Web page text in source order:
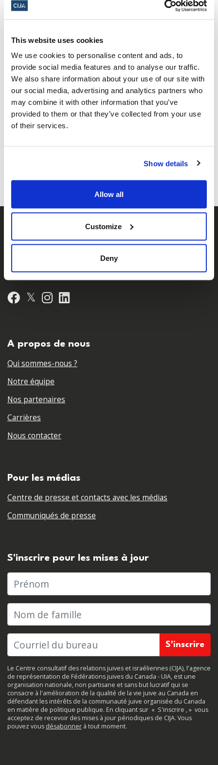
This website uses cookies
We use cookies to personalise content and ads, to
provide social media features and to analyse our traffic.
We also share information about your use of our site with
our social media, advertising and analytics partners who
may combine it with other information that you’ve
provided to them or that they’ve collected from your use
of their services.
Show details
Allow all
Customize
Deny
Ajouter au calendrier :
IHRD : 2026
Facebook
𝕏 Instagram
A propos de nous
Qui sommes-nous ?
Notre équipe
Nos partenaires
Carrières
Nous contacter
Pour les médias
Centre de presse et contacts avec les médias
Communiqués de presse
S'inscrire pour les mises à jour
Prénom
Nom de famille
Le Centre consultatif des relations juives et israéliennes (CIJA), l'agence
de représentation de Fédérations juives du Canada - UIA, est une
organisation nationale, non partisane et sans but lucratif qui se
consacre à l'amélioration de la qualité de la vie juive au Canada en
défendant les intérêts de la communauté juive organisée du Canada
en matière de politique publique. En cliquant sur « S'inscrire , » vous
acceptez de recevoir des mises à jour périodiques de CIJA. Vous
pouvez vous désabonner à tout moment.